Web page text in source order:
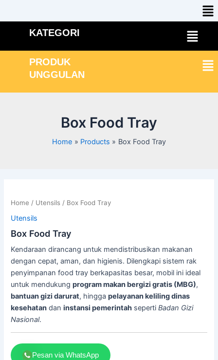
KATEGORI Menu
PRODUK
UNGGULAN
Box Food Tray
Home Products Box Food Tray
Home / Utensils / Box Food Tray
Utensils
Box Food Tray
Kendaraan dirancang untuk mendistribusikan makanan
dengan cepat, aman, dan higienis. Dilengkapi sistem rak
penyimpanan food tray berkapasitas besar, mobil ini ideal
untuk mendukungprogram makan bergizi gratis (MBG),
bantuan gizi darurat, hinggapelayanan keliling dinas
kesehatan daninstansi pemerintah sepertiBadan Gizi
Nasional.
Pesan via WhatsApp